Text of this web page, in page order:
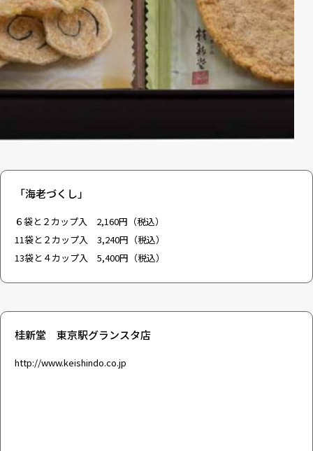
「海老づくし」
６袋と２カップ入 2,160円（税込）
11袋と２カップ入 3,240円（税込）
13袋と４カップ入 5,400円（税込）
桂新堂 東京駅グランスタ店
http://www.keishindo.co.jp